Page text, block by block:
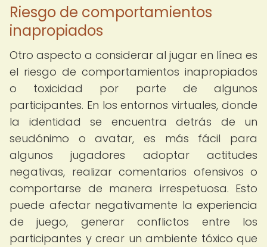
Riesgo de comportamientos
inapropiados
Otro aspecto a considerar al jugar en línea es
el riesgo de comportamientos inapropiados
o toxicidad por parte de algunos
participantes. En los entornos virtuales, donde
la identidad se encuentra detrás de un
seudónimo o avatar, es más fácil para
algunos jugadores adoptar actitudes
negativas, realizar comentarios ofensivos o
comportarse de manera irrespetuosa. Esto
puede afectar negativamente la experiencia
de juego, generar conflictos entre los
participantes y crear un ambiente tóxico que